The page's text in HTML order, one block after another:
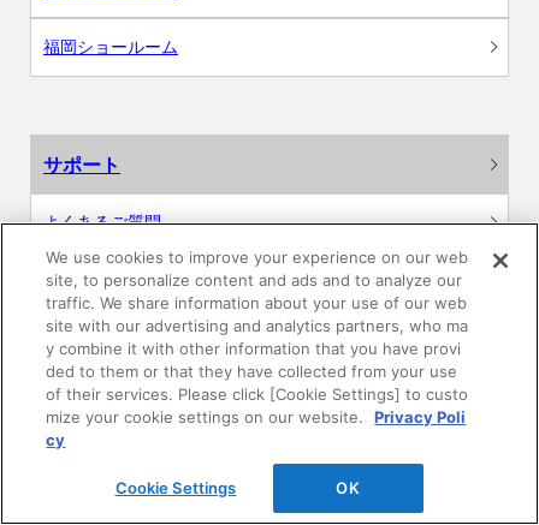
福岡ショールーム
サポート
よくあるご質問
カタログ閲覧・資料請求
各種データダウンロード
WEB見積・各種シミュレーション
交換用部品の購入
We use cookies to improve your experience on our web
site, to personalize content and ads and to analyze our
traffic. We share information about your use of our web
site with our advertising and analytics partners, who ma
y combine it with other information that you have provi
ded to them or that they have collected from your use
of their services. Please click [Cookie Settings] to custo
mize your cookie settings on our website.
Privacy Poli
cy
Cookie Settings OK